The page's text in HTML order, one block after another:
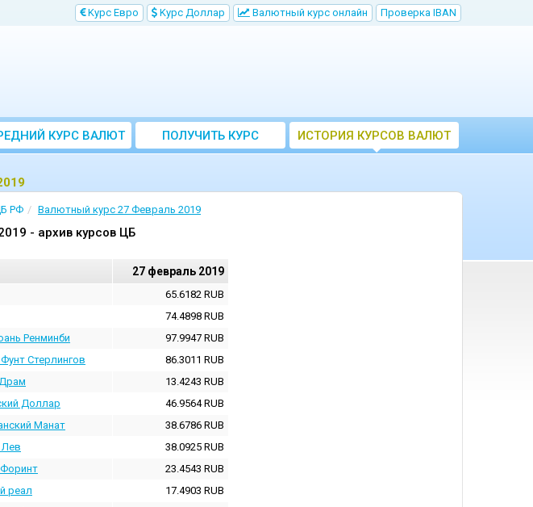
Kурс Евро Kурс Доллар Bалютный курс онлайн Проверка IBAN
КУРС ВАЛЮТ
ЗА МЕСЯЦ
ПОЛУЧИТЬ КУРС
ВАЛЮТ ЦБ
ИСТОРИЯ КУРСОВ ВАЛЮТ
ЦБ РФ
РФ Валютный курс 27 Февраль 2019
- архив курсов ЦБ
27 февраль 2019
65.6182 RUB
74.4898 RUB
Ренминби 97.9947 RUB
Стерлингов 86.3011 RUB
13.4243 RUB
Доллар 46.9564RUB
Манат 38.6786 RUB
Лев 38.0925 RUB
Форинт 23.4543 RUB
реал 17.4903 RUB